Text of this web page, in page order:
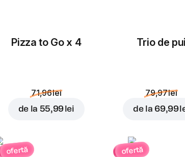
Pizza to Go x 4
71,96 lei
de la 55,99 lei
Trio de
79,97 lei
de la 69,99
ofertă ofertă